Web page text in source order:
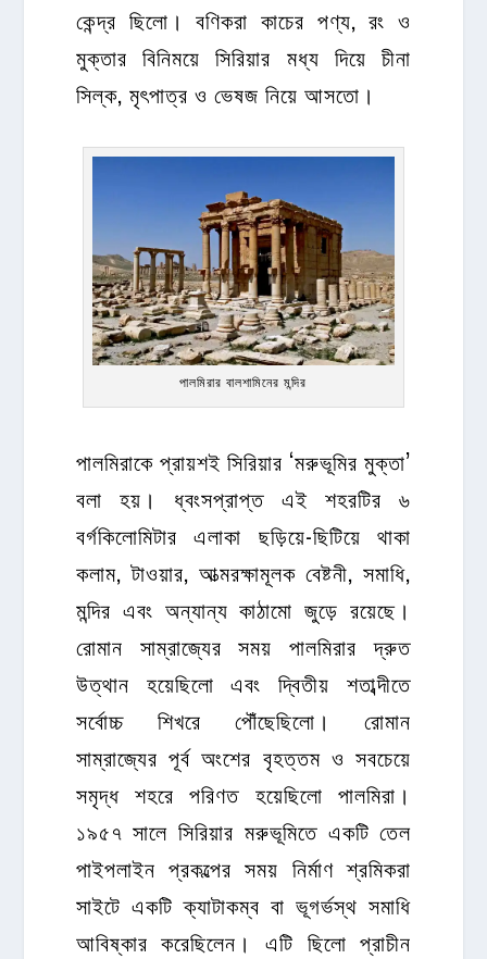
কেন্দ্র ছিলো। বণিকরা কাচের পণ্য, রং ও
মুক্তার বিনিময়ে সিরিয়ার মধ্য দিয়ে চীনা
সিল্ক, মৃৎপাত্র ও ভেষজ নিয়ে আসতো।
পালমিরার বালশামিনের মন্দির
পালমিরাকে প্রায়শই সিরিয়ার ‘মরুভূমির মুক্তা’
বলা হয়। ধ্বংসপ্রাপ্ত এই শহরটির ৬
বর্গকিলোমিটার এলাকা ছড়িয়ে-ছিটিয়ে থাকা
কলাম, টাওয়ার, আত্মরক্ষামূলক বেষ্টনী, সমাধি,
মন্দির এবং অন্যান্য কাঠামো জুড়ে রয়েছে।
রোমান সাম্রাজ্যের সময় পালমিরার দ্রুত
উত্থান হয়েছিলো এবং দ্বিতীয় শতাব্দীতে
সর্বোচ্চ শিখরে পৌঁছেছিলো। রোমান
সাম্রাজ্যের পূর্ব অংশের বৃহত্তম ও সবচেয়ে
সমৃদ্ধ শহরে পরিণত হয়েছিলো পালমিরা।
১৯৫৭ সালে সিরিয়ার মরুভূমিতে একটি তেল
পাইপলাইন প্রকল্পের সময় নির্মাণ শ্রমিকরা
সাইটে একটি ক্যাটাকম্ব বা ভূগর্ভস্থ সমাধি
আবিষ্কার করেছিলেন। এটি ছিলো প্রাচীন